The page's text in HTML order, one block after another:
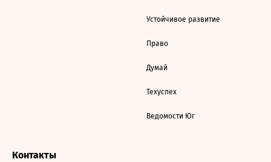
Устойчивое развитие
Право
Думай
Техуспех
Ведомости Юг
Контакты